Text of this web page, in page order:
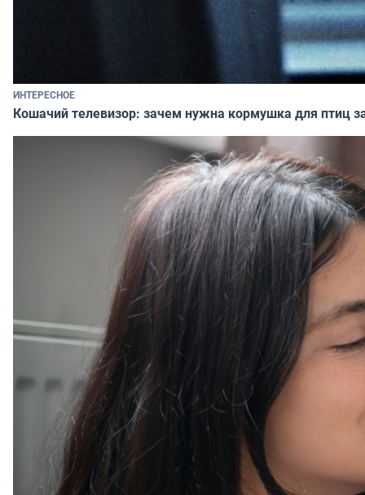
ИНТЕРЕСНОЕ
Кошачий телевизор: зачем нужна кормушка для птиц